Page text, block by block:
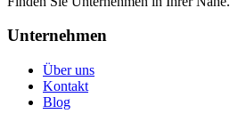
Unternehmen
Über uns
Kontakt
Blog